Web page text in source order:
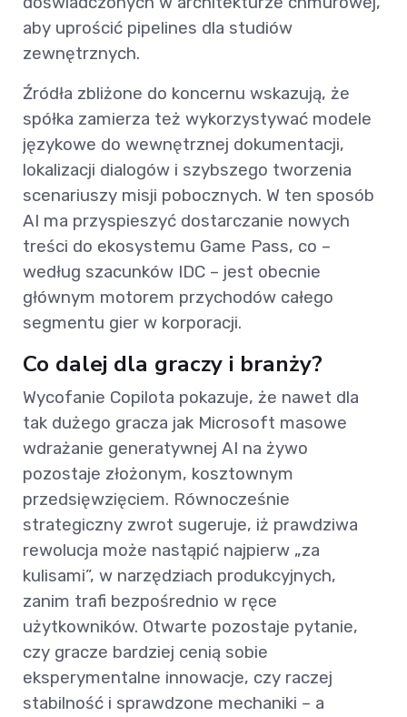
aby uprościć pipelines dla studiów
zewnętrznych.
Źródła zbliżone do koncernu wskazują, że
spółka zamierza też wykorzystywać modele
językowe do wewnętrznej dokumentacji,
lokalizacji dialogów i szybszego tworzenia
scenariuszy misji pobocznych. W ten sposób
AI ma przyspieszyć dostarczanie nowych
treści do ekosystemu Game Pass, co –
według szacunków IDC – jest obecnie
głównym motorem przychodów całego
segmentu gier w korporacji.
Co dalej dla graczy i branży?
Wycofanie Copilota pokazuje, że nawet dla
tak dużego gracza jak Microsoft masowe
wdrażanie generatywnej AI na żywo
pozostaje złożonym, kosztownym
przedsięwzięciem. Równocześnie
strategiczny zwrot sugeruje, iż prawdziwa
rewolucja może nastąpić najpierw „za
kulisami”, w narzędziach produkcyjnych,
zanim trafi bezpośrednio w ręce
użytkowników. Otwarte pozostaje pytanie,
czy gracze bardziej cenią sobie
eksperymentalne innowacje, czy raczej
stabilność i sprawdzone mechaniki – a